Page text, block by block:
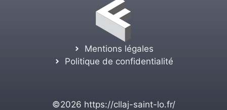
Mentions légales
Politique de confidentialité
©2026 https://cllaj-saint-lo.fr/